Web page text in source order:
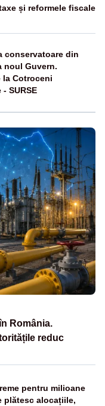
și reformele fiscale
conservatoare din
noul Guvern.
Cotroceni
SURSE
România.
reduc
pentru milioane
plătesc alocațiile,